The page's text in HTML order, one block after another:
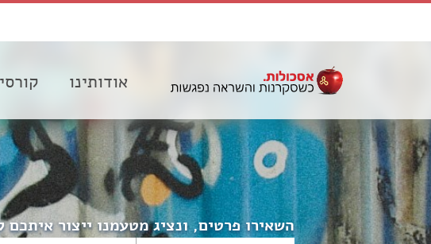
אודותינו
השאירו פרטים, ונציג מטעמנו ייצור